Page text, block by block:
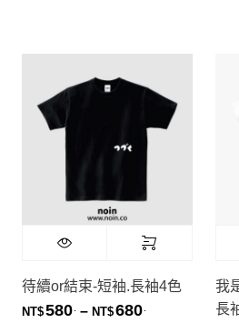
待續or結束-短袖.長袖4色
NT$580 – NT$680價格範圍：
我
長